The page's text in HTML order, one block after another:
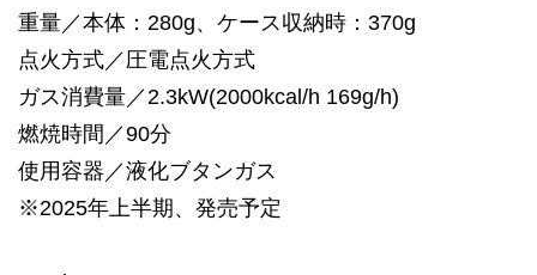
重量／本体：280g、ケース収納時：370g
点火方式／圧電点火方式
ガス消費量／2.3kW(2000kcal/h 169g/h)
燃焼時間／90分
使用容器／液化ブタンガス
※2025年上半期、発売予定